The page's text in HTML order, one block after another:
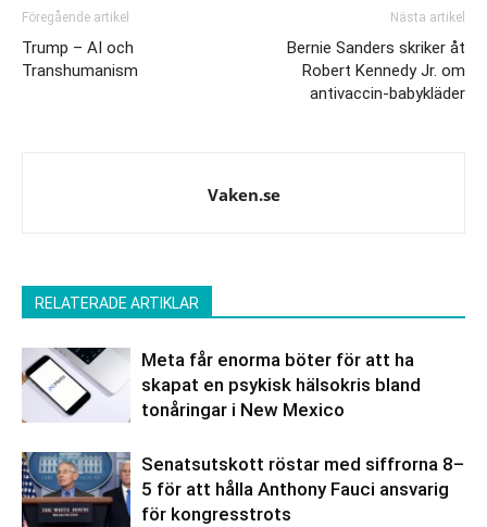
Föregående artikel
Trump – AI och
Transhumanism
Nästa artikel
Bernie Sanders skriker åt
Robert Kennedy Jr. om
antivaccin-babykläder
Vaken.se
RELATERADE ARTIKLAR
Meta får enorma böter för att ha
skapat en psykisk hälsokris bland
tonåringar i New Mexico
Senatsutskott röstar med siffrorna 8–
5 för att hålla Anthony Fauci ansvarig
för kongresstrots